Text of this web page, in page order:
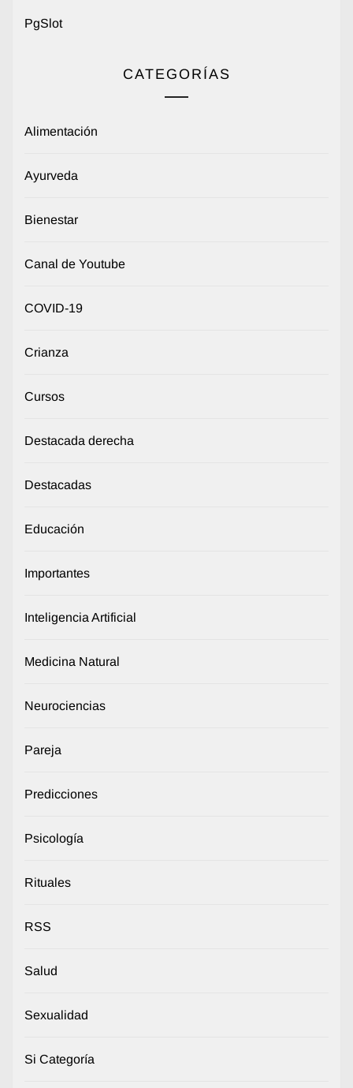
PgSlot
CATEGORÍAS
Alimentación
Ayurveda
Bienestar
Canal de Youtube
COVID-19
Crianza
Cursos
Destacada derecha
Destacadas
Educación
Importantes
Inteligencia Artificial
Medicina Natural
Neurociencias
Pareja
Predicciones
Psicología
Rituales
RSS
Salud
Sexualidad
Si Categoría